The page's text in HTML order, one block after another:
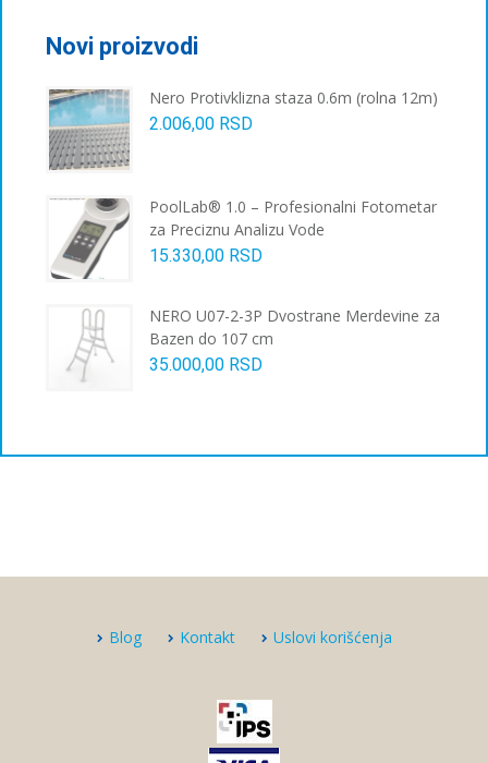
Novi proizvodi
Nero Protivklizna staza 0.6m (rolna 12m)
2.006,00 RSD
PoolLab® 1.0 – Profesionalni Fotometar
za Preciznu Analizu Vode
15.330,00 RSD
NERO U07-2-3P Dvostrane Merdevine za
Bazen do 107 cm
35.000,00 RSD
Blog Kontakt Uslovi korišćenja